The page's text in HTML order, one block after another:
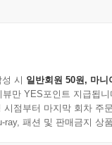
시 일반회원 50원, 마니
만 YES포인트 지급됩니
시점부터 마지막 회차 주
ray, 패션 및 판매금지 상